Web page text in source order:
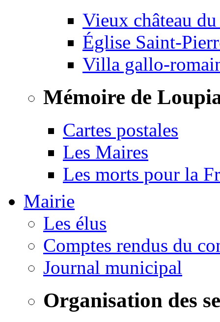
Vieux château
Église Saint-
Villa gallo-
Mémoire de
Cartes postales
Les Maires
Les morts pour la
Mairie
Les élus
Comptes rendus du
Journal municipal
Organisation des